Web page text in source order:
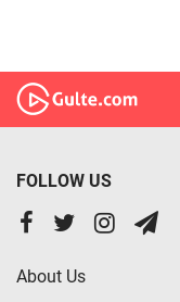
FOLLOW US
About Us